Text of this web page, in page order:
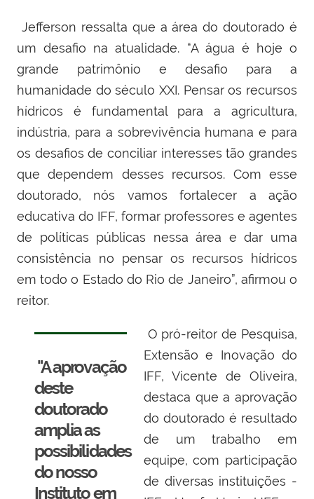
Jefferson ressalta que a área do doutorado é
um desafio na atualidade. “A água é hoje o
grande patrimônio e desafio para a
humanidade do século XXI. Pensar os recursos
hídricos é fundamental para a agricultura,
indústria, para a sobrevivência humana e para
os desafios de conciliar interesses tão grandes
que dependem desses recursos. Com esse
doutorado, nós vamos fortalecer a ação
educativa do IFF, formar professores e agentes
de políticas públicas nessa área e dar uma
consistência no pensar os recursos hídricos
em todo o Estado do Rio de Janeiro”, afirmou o
reitor.
"A aprovação
deste
doutorado
amplia as
possibilidades
do nosso
Instituto em
O pró-reitor de Pesquisa,
Extensão e Inovação do
IFF, Vicente de Oliveira,
destaca que a aprovação
do doutorado é resultado
de um trabalho em
equipe, com participação
de diversas instituições -